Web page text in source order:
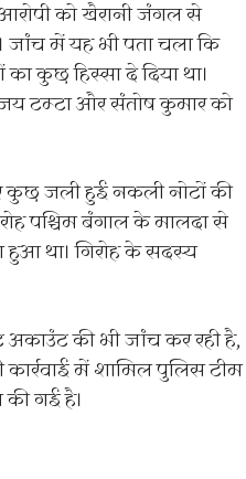
को खैरानी जंगल से
जांच में यह भी पता चला कि
कुछ हिस्सा दे दिया था।
टम्टा और संतोष कुमार को
कुछ जली हुई नकली नोटों की
पश्चिम बंगाल के मालदा से
हुआ था। गिरोह के सदस्य
की भी जांच कर रही है,
में शामिल पुलिस टीम
गई है।